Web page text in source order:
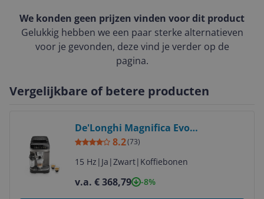
We konden geen prijzen vinden voor dit product
Gelukkig hebben we een paar sterke alternatieven
voor je gevonden, deze vind je verder op de
pagina.
Vergelijkbare of betere producten
De'Longhi Magnifica Evo
ECAM290.81.TB Volautomatische
Espressomachine - Titanium Black
8.2(73)
15 Hz | Ja |Zwart| Koffiebonen
v.a. € 368,79 -8%